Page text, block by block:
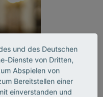
©
und des Deutschen
Dienste von Dritten,
Abspielen von
Bereitstellen einer
einverstanden und